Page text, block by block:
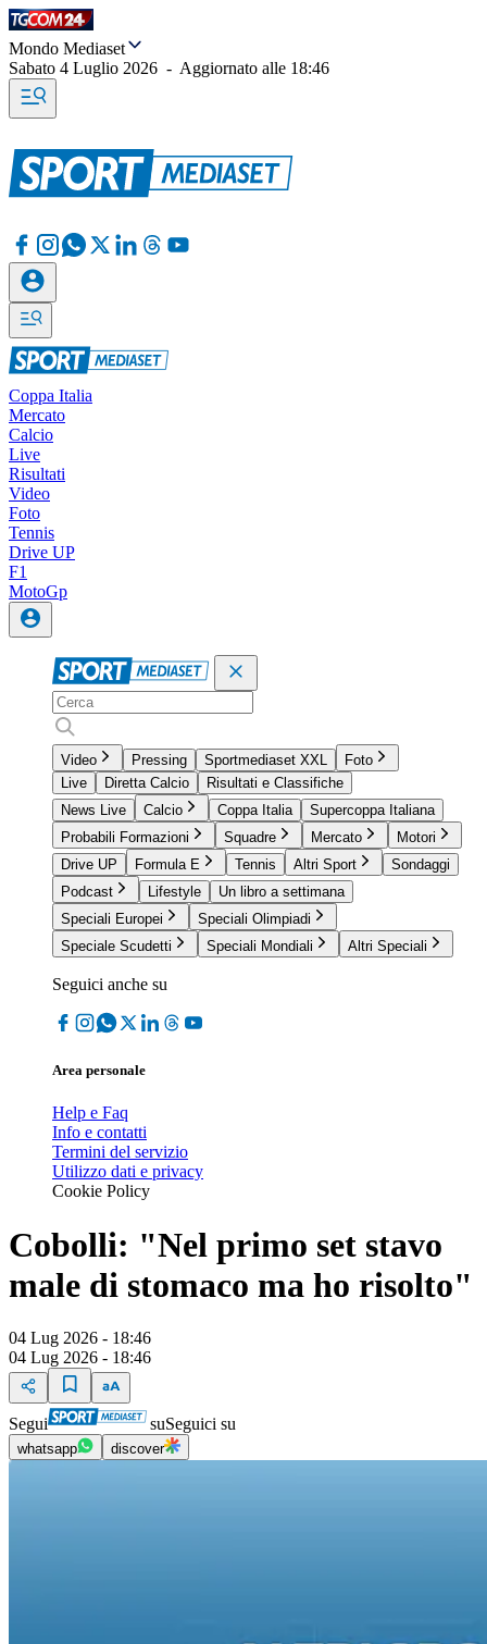
Mondo Mediaset
Sabato 4 Luglio 2026 - Aggiornato alle 18:46
Coppa Italia
Mercato
Calcio
Live
Risultati
Video
Foto
Tennis
Drive UP
F1
MotoGp
Video Pressing Sportmediaset XXL
Foto
Live
Diretta Calcio
Risultati e Classifiche
News Live
Calcio Coppa Italia
Supercoppa Italiana
Probabili Formazioni
Squadre Mercato
Motori
Drive UP
Formula E Tennis Altri Sport
Sondaggi
Podcast
Lifestyle
Un libro a settimana
Speciali Europei
Speciali Olimpiadi
Speciale Scudetti
Speciali Mondiali Altri Speciali
Seguici anche su
Area personale
Help e Faq
Info e contatti
Termini del servizio
Utilizzo dati e privacy
Cookie Policy
Cobolli: "Nel primo set stavo
male di stomaco ma ho risolto"
04 Lug 2026 - 18:46
04 Lug 2026 - 18:46
Segui suSeguici su
whatsapp discover